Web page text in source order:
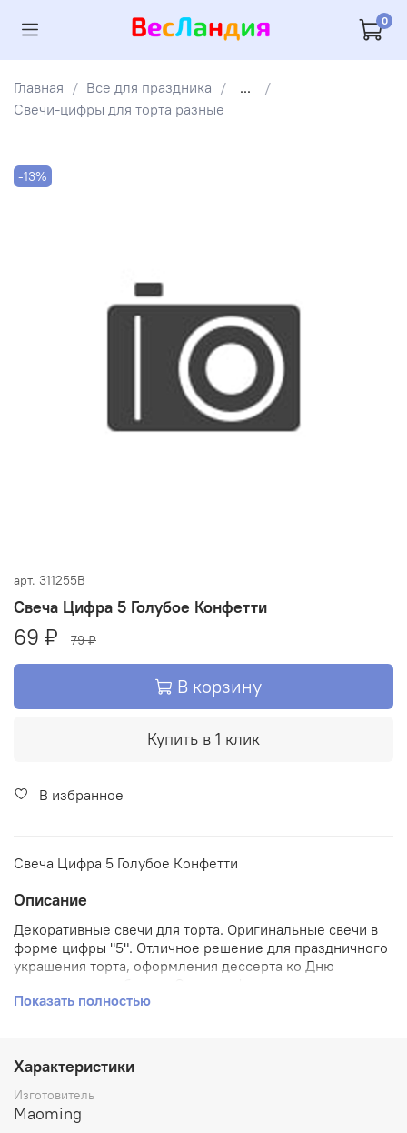
0
Главная Все для праздника
...
Свечи-цифры для торта разные
-13%
арт. 311255B
Свеча Цифра 5 Голубое Конфетти
69 ₽ 79 ₽
В корзину
Купить в 1 клик
В избранное
Свеча Цифра 5 Голубое Конфетти
Описание
Декоративные свечи для торта. Оригинальные свечи в
форме цифры "5". Отличное решение для праздничного
украшения торта, оформления дессерта ко Дню
отличаются высоким качеством. Высота таких свечей
Показать полностью
Характеристики
Изготовитель
Maoming